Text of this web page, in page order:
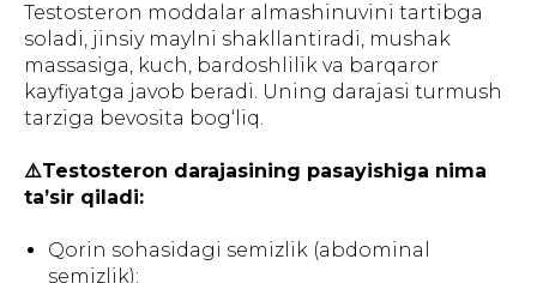
Testosteron moddalar almashinuvini tartibga
soladi, jinsiy maylni shakllantiradi, mushak
massasiga, kuch, bardoshlilik va barqaror
kayfiyatga javob beradi. Uning darajasi turmush
tarziga bevosita bog‘liq.
⚠️Testosteron darajasining pasayishiga nima
ta’sir qiladi:
Qorin sohasidagi semizlik (abdominal
semizlik);